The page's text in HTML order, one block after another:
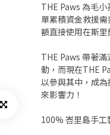
THE Paws 為毛
單累積資金救援
額直接使用在斯
THE Paws 帶著
動，而現在THE
以參與其中，成
來影響力！
100% 峇里島手工